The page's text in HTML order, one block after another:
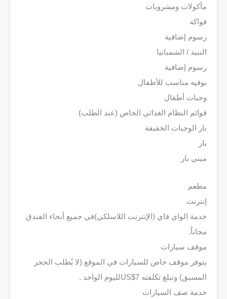
مأكولات ومشروبات
فواكه
رسوم إضافية
النبيذ / الشمبانيا
رسوم إضافية
بوفيه مناسب للأطفال
وجبات أطفال
قوائم النظام الغذائي الخاص (عند الطلب)
بار الوجبات الخفيفة
بار
ميني بار
مطعم
إنترنت
خدمة الواي فاي (الإنترنت اللاسلكي)في جميع أنحاء الفندق
مجاناً.
موقف سيارات
يتوفر موقف خاص للسيارات في الموقع (لا يُطلب الحجز
المسبق) وتبلغ تكلفته 7‏US$‎لليوم الواحد .
خدمة صف السيارات